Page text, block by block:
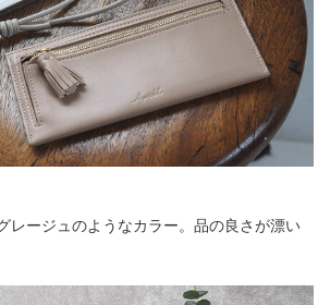
レージュのようなカラー。品の良さが漂い